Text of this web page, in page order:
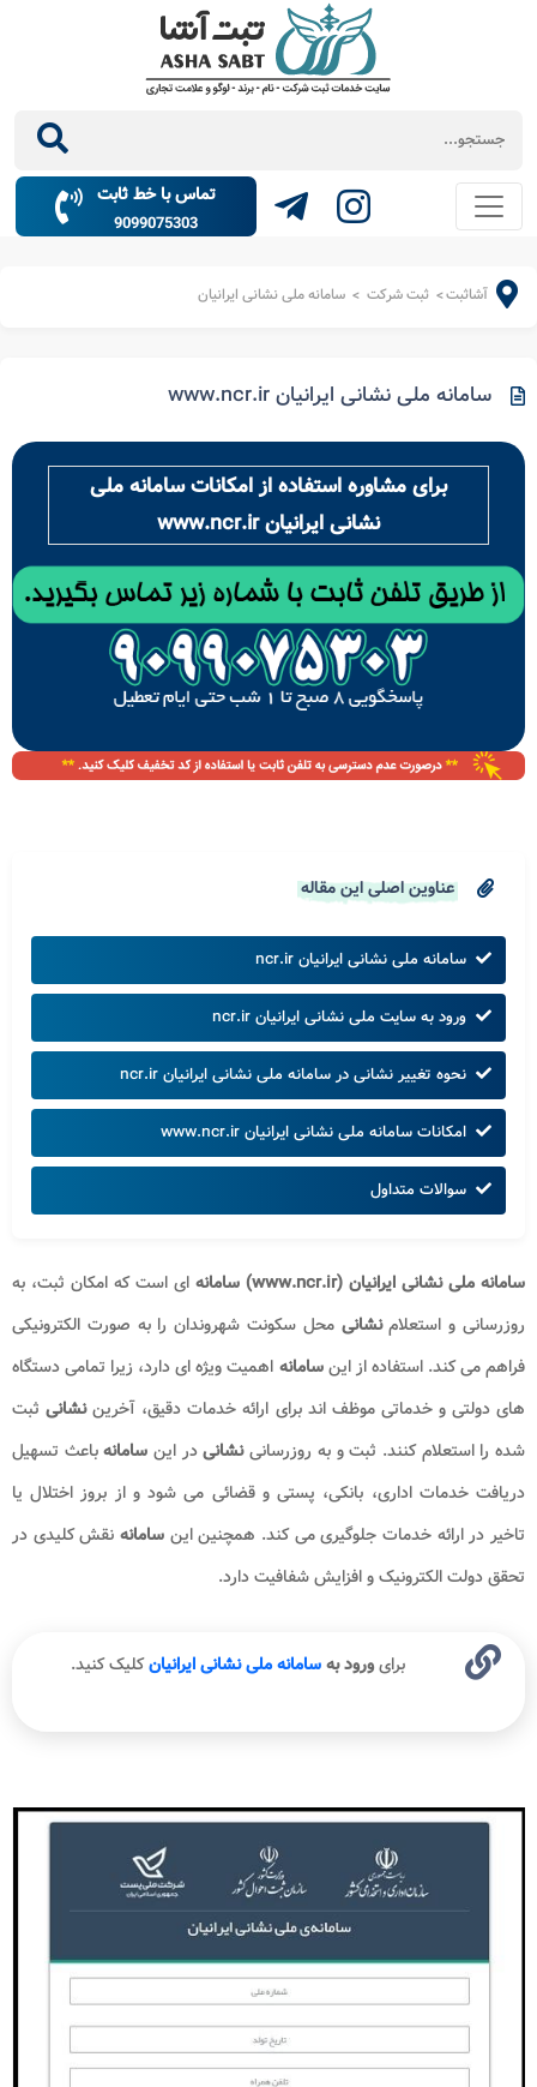
تماس با خط ثابت
9099075303
آشاثبت> ثبت شرکت > سامانه ملی نشانی ایرانیان
سامانه ملی نشانی ایرانیان www.ncr.ir
برای مشاوره استفاده از امکانات سامانه ملی
نشانی ایرانیان www.ncr.ir
عناوین اصلی این مقاله
سامانه ملی نشانی ایرانیان ncr.ir
ورود به سایت ملی نشانی ایرانیان ncr.ir
نحوه تغییر نشانی در سامانه ملی نشانی ایرانیان ncr.ir
امکانات سامانه ملی نشانی ایرانیان www.ncr.ir
سوالات متداول
سامانه ملی نشانی ایرانیان (www.ncr.ir) سامانه ای است که امکان ثبت، به
روزرسانی و استعلامنشانیمحل سکونت شهروندان را به صورت الکترونیکی
فراهم می کند. استفاده از اینسامانه اهمیت ویژه ای دارد، زیرا تمامی دستگاه
های دولتی و خدماتی موظف اند برای ارائه خدمات دقیق، آخریننشانی ثبت
شده را استعلام کنند. ثبت و به روزرسانینشانیدر این سامانهباعث تسهیل
دریافت خدمات اداری، بانکی، پستی و قضائی می شود و از بروز اختلال یا
تاخیر در ارائه خدمات جلوگیری می کند. همچنین این سامانه نقش کلیدی در
تحقق دولت الکترونیک و افزایش شفافیت دارد.
برایورود به سامانه ملی نشانی ایرانیان کلیک کنید.